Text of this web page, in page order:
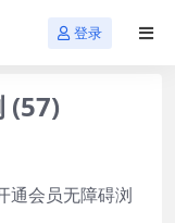
登录
(57)
通会员无障碍浏